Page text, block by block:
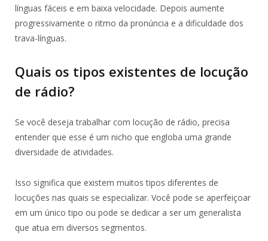
línguas fáceis e em baixa velocidade. Depois aumente
progressivamente o ritmo da pronúncia e a dificuldade dos
trava-línguas.
Quais os tipos existentes de locução
de rádio?
Se você deseja trabalhar com locução de rádio, precisa
entender que esse é um nicho que engloba uma grande
diversidade de atividades.
Isso significa que existem muitos tipos diferentes de
locuções nas quais se especializar. Você pode se aperfeiçoar
em um único tipo ou pode se dedicar a ser um generalista
que atua em diversos segmentos.